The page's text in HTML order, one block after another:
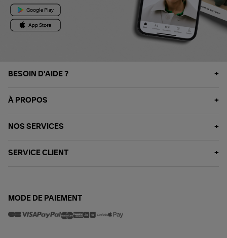
BESOIN D'AIDE ?
À PROPOS
NOS SERVICES
SERVICE CLIENT
MODE DE PAIEMENT